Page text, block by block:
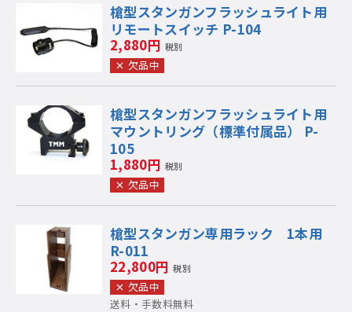
槍型スタンガンフラッシュライト用
リモートスイッチ P-104
2,880円 税別
欠品中
槍型スタンガンフラッシュライト用
マウントリング（標準付属品） P-
105
1,880円 税別
欠品中
槍型スタンガン専用ラック 1本用
R-011
22,800円 税別
欠品中
送料・手数料無料